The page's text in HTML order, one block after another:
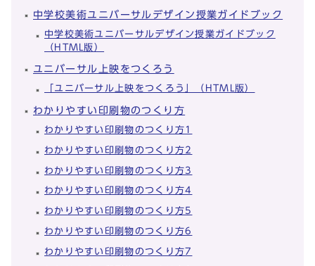
中学校美術ユニバーサルデザイン授業ガイドブック
中学校美術ユニバーサルデザイン授業ガイドブック
（HTML版）
ユニバーサル上映をつくろう
「ユニバーサル上映をつくろう」（HTML版）
わかりやすい印刷物のつくり方
わかりやすい印刷物のつくり方1
わかりやすい印刷物のつくり方2
わかりやすい印刷物のつくり方3
わかりやすい印刷物のつくり方4
わかりやすい印刷物のつくり方5
わかりやすい印刷物のつくり方6
わかりやすい印刷物のつくり方7